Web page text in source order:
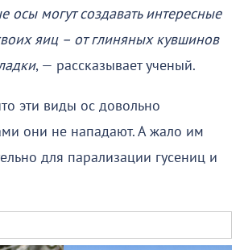
осы могут создавать интересные
яиц – от глиняных кувшинов
, — рассказывает ученый.
эти виды ос довольно
они не нападают. А жало им
для парализации гусениц и